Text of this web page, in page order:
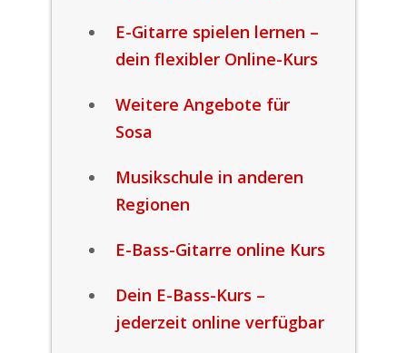
E-Gitarre spielen lernen –
dein flexibler Online-Kurs
Weitere Angebote für
Sosa
Musikschule in anderen
Regionen
E-Bass-Gitarre online Kurs
Dein E-Bass-Kurs –
jederzeit online verfügbar